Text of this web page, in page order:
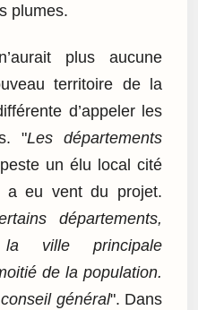
plumes.
plus aucune
territoire de la
d’appeler les
"Les départements
un élu local cité
a eu vent du projet.
départements,
la ville principale
de la population.
général". Dans